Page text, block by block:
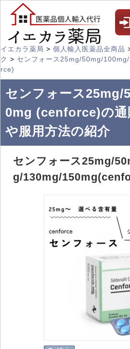
イエカラ薬局 > 個人輸入医薬品全商品
ク > センフォース25mg/50mg/
rce)
センフォース25mg/
0mg (cenforce)の通
や服用方法の紹介
センフォース25mg/
g/130mg/